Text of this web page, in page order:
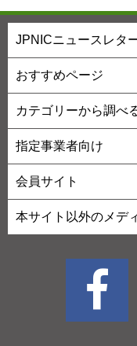
JPNICニュースレタ
おすすめページ
カテゴリーから調べ
指定事業者向け
会員サイト
本サイト以外のメデ